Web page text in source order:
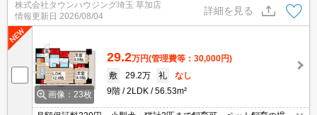
株式会社タウンハウジング埼玉 草加店
情報更新日 2026/08/04
詳細を見る
画像：23枚
29.2万円(管理費等：30,000円)
敷
29.2万 礼
なし
9階
2LDK 56.53m²